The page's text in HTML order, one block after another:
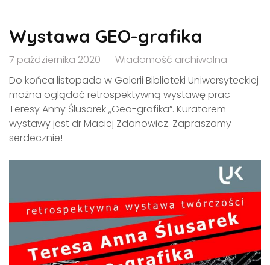
Wystawa GEO-grafika
7 października 2020
Wiadomość archiwalna
Do końca listopada w Galerii Biblioteki Uniwersyteckiej
można oglądać retrospektywną wystawę prac
Teresy Anny Ślusarek „Geo-grafika”. Kuratorem
wystawy jest dr Maciej Zdanowicz. Zapraszamy
serdecznie!